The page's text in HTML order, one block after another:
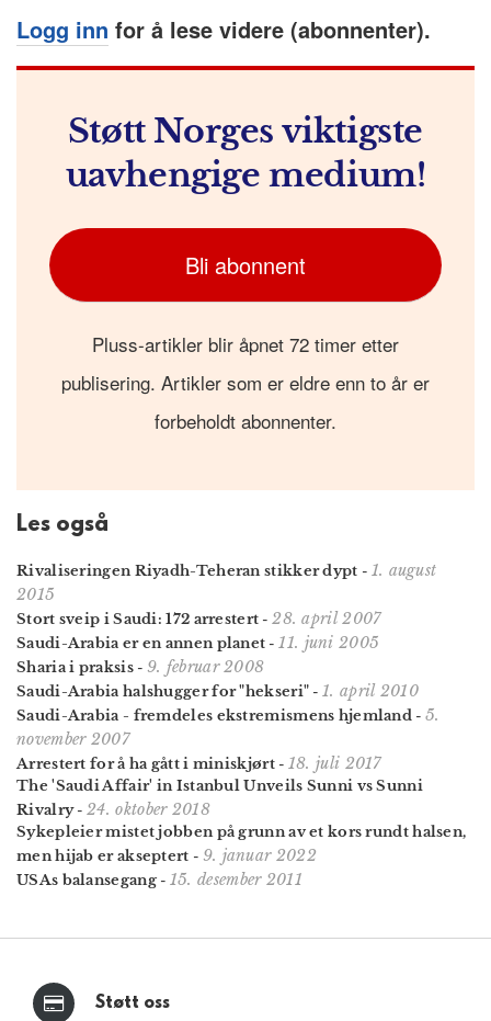
Logg inn for å lese videre (abonnenter).
Støtt Norges viktigste
uavhengige medium!
Bli abonnent
Pluss-artikler blir åpnet 72 timer etter
publisering. Artikler som er eldre enn to år er
forbeholdt abonnenter.
Les også
Rivaliseringen Riyadh-Teheran stikker dypt - 1. august
2015
Stort sveip i Saudi: 172 arrestert -28. april 2007
Saudi-Arabia er en annen planet -11. juni 2005
Sharia i praksis- 9. februar 2008
Saudi-Arabia halshugger for "hekseri" -1. april 2010
Saudi-Arabia - fremdeles ekstremismens hjemland -5.
november 2007
Arrestert for å ha gått i miniskjørt- 18. juli 2017
The 'Saudi Affair' in Istanbul Unveils Sunni vs Sunni
Rivalry-24. oktober 2018
Sykepleier mistet jobben på grunn av et kors rundt halsen,
men hijab er akseptert - 9. januar 2022
USAs balansegang- 15. desember 2011
Støtt oss